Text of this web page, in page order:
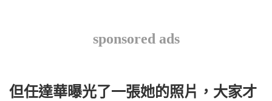
sponsored ads
但任達華曝光了一張她的照片，大家才